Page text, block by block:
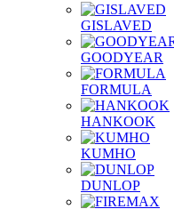
GISLAVED
GOODYEAR
FORMULA
HANKOOK
KUMHO
DUNLOP